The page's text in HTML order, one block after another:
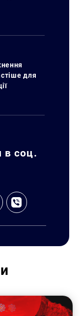
для
в соц.